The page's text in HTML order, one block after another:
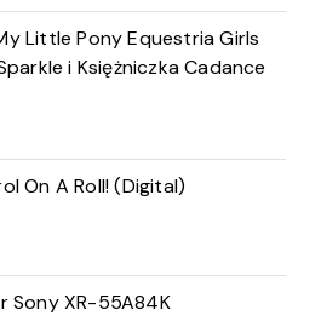
Little Pony Equestria Girls
i Księżniczka Cadance
On A Roll! (Digital)
Sony XR-55A84K